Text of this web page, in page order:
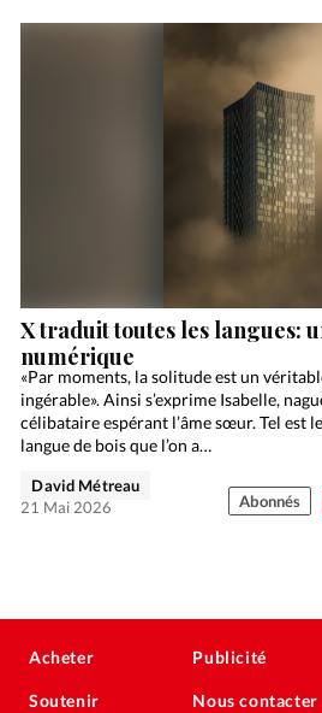
X traduit toutes les langues:
numérique
«Par moments, la solitude est un
ingérable». Ainsi s’exprime Isabelle,
célibataire espérant l’âme sœur. Tel est
langue de bois que l’on a…
David Métreau
21 Mai 2026
Abonnés
Acheter
Soutenir
Publicité
Nous contacter